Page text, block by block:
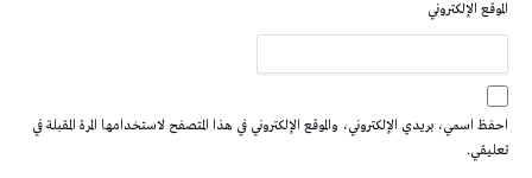
الموقع الإلكتروني
احفظ اسمي، بريدي الإلكتروني، والموقع الإلكتروني في هذا المتصفح لاستخدامها المرة المقبلة في
تعليقي.